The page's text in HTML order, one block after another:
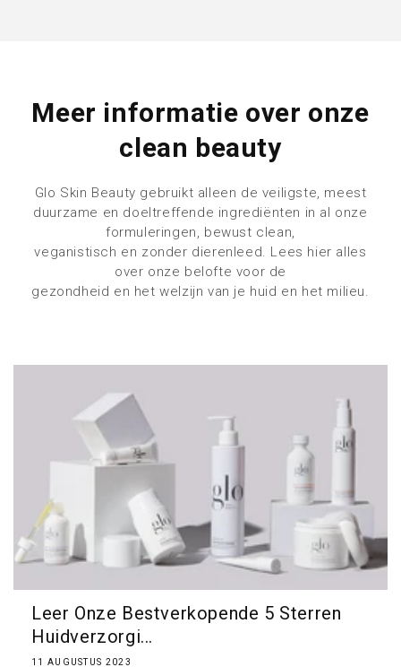
Meer informatie over onze
clean beauty
Glo Skin Beauty gebruikt alleen de veiligste, meest
duurzame en doeltreffende ingrediënten in al onze
formuleringen, bewust clean,
veganistisch en zonder dierenleed. Lees hier alles
over onze belofte voor de
gezondheid en het welzijn van je huid en het milieu.
Leer Onze Bestverkopende 5 Sterren
Huidverzorgi...
11 AUGUSTUS 2023